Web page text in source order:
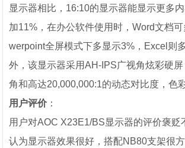
显示器相比，16:10的显示器能显示更多
加11%，在办公软件使用时，Word文档
werpoint全屏模式下多显示3%，Excel则
外，该显示器采用AH-IPS广视角炫彩硬
角和高达20,000,000:1的动态对比度，色
用户评价：
用户对AOC X23E1/BS显示器的评价褒贬
认为显示器效果很好，搭配NB80支架很